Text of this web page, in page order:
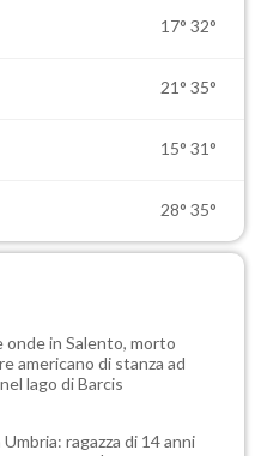
17° 32°
21° 35°
15° 31°
28° 35°
onde in Salento, morto
americano di stanza ad
lago di Barcis
ragazza di 14 anni